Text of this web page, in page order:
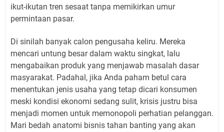
ikut-ikutan tren sesaat tanpa memikirkan umur
permintaan pasar.
Di sinilah banyak calon pengusaha keliru. Mereka
mencari untung besar dalam waktu singkat, lalu
mengabaikan produk yang menjawab masalah dasar
masyarakat. Padahal, jika Anda paham betul cara
menentukan jenis usaha yang tetap dicari konsumen
meski kondisi ekonomi sedang sulit, krisis justru bisa
menjadi momen untuk memonopoli perhatian pelanggan.
Mari bedah anatomi bisnis tahan banting yang akan